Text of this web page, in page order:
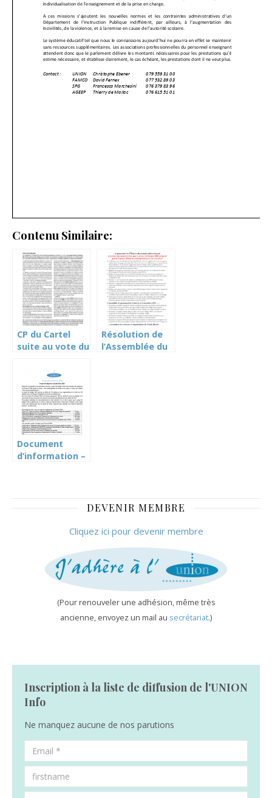
Contenu Similaire:
CP du Cartel
suite au vote du
le Grand Conseil
Résolution de
l’Assemblée du
Document
d’information –
DEVENIR MEMBRE
Cliquez ici pour devenir membre
(Pour renouveler une adhésion, même très
ancienne, envoyez un mail au secrétariat.)
Inscription à la liste de diffusion de l'UNION
Info
Ne manquez aucune de nos parutions